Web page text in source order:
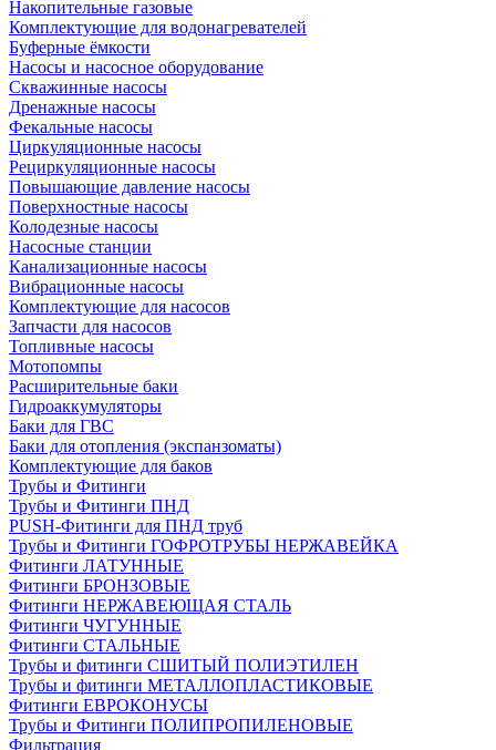
Накопительные газовые
Комплектующие для водонагревателей
Буферные ёмкости
Насосы и насосное оборудование
Скважинные насосы
Дренажные насосы
Фекальные насосы
Циркуляционные насосы
Рециркуляционные насосы
Повышающие давление насосы
Поверхностные насосы
Колодезные насосы
Насосные станции
Канализационные насосы
Вибрационные насосы
Комплектующие для насосов
Запчасти для насосов
Топливные насосы
Мотопомпы
Расширительные баки
Гидроаккумуляторы
Баки для ГВС
Баки для отопления (экспанзоматы)
Комплектующие для баков
Трубы и Фитинги
Трубы и Фитинги ПНД
PUSH-Фитинги для ПНД труб
Трубы и Фитинги ГОФРОТРУБЫ НЕРЖАВЕЙКА
Фитинги ЛАТУННЫЕ
Фитинги БРОНЗОВЫЕ
Фитинги НЕРЖАВЕЮЩАЯ СТАЛЬ
Фитинги ЧУГУННЫЕ
Фитинги СТАЛЬНЫЕ
Трубы и фитинги СШИТЫЙ ПОЛИЭТИЛЕН
Трубы и фитинги МЕТАЛЛОПЛАСТИКОВЫЕ
Фитинги ЕВРОКОНУСЫ
Трубы и Фитинги ПОЛИПРОПИЛЕНОВЫЕ
Фильтрация